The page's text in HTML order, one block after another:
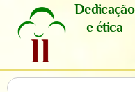
Dedicação
e ética